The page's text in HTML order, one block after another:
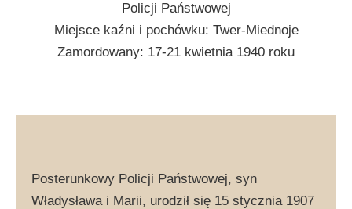
Policji Państwowej
Miejsce kaźni i pochówku: Twer-Miednoje
Zamordowany: 17-21 kwietnia 1940 roku
Posterunkowy Policji Państwowej, syn
Władysława i Marii, urodził się 15 stycznia 1907